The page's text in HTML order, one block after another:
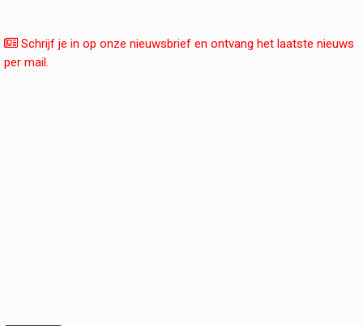
Schrijf je in op onze nieuwsbrief en ontvang het laatste nieuws
per mail.